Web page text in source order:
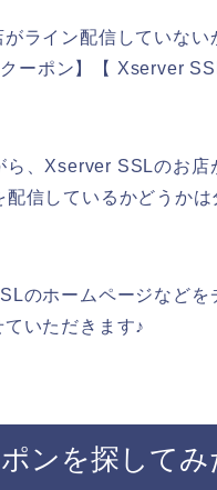
ライン配信していな
ーポン】【 Xserver
、Xserver SSLのお店
信しているかどうかは
のホームページなどを
いただきます♪
ンを探してみ